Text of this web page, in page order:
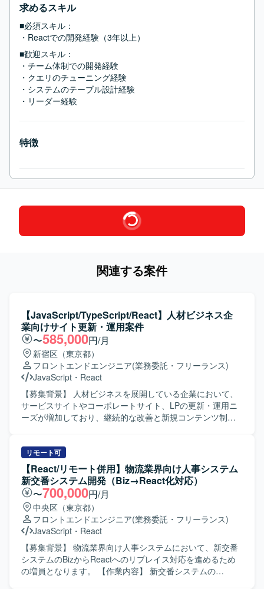
求めるスキル
■必須スキル：
・Reactでの開発経験（3年以上）
■歓迎スキル：
・チーム体制での開発経験
・クエリのチューニング経験
・システムのテーブル設計経験
・リーダー経験
特徴
関連する案件
【JavaScript/TypeScript/React】人材ビジネス企
業向けサイト更新・運用案件
〜585,000円/月
新宿区（東京都）
フロントエンドエンジニア(業務委託・フリーランス)
JavaScript ・ React
【募集背景】 人材ビジネスを展開している企業において、
サービスサイトやコーポレートサイト、LPの更新・運用ニ
ーズが増加しており、継続的な改善と新規コンテンツ制作
対象に、実装やコンテンツの作成・修正、広告用LPの制作
を行っていただきます。 要件整理を行いながら、スケジュ
ール調整や設定作業を行い、複数タスクを並行して対応し
ていただきます。 タスクはSlackを通じて受け取り、
Googleスプレッドシートで管理しつつ、必要に応じて関係
者へのヒアリングを実施し、サイト運用および改善を進め
ていただきます。 【求める人物像】 フロントエンドおよび
バックエンドの実装を一人称で推進でき、自ら課題を発見
して主体的に動いていただける方を求めております。 サイ
ト運用を行いながら、環境整備や業務フローの改善にも前
向きに取り組んでいただける方が望ましいです。 【ポジシ
リモート可
【React/リモート併用】物流業界向け人事システム
新交番システム開発（Biz→React化対応）
〜700,000円/月
中央区（東京都）
フロントエンドエンジニア(業務委託・フリーランス)
JavaScript ・ React
【募集背景】 物流業界向け人事システムにおいて、新交番
システムのBizからReactへのリプレイス対応を進めるため
の増員となります。 【作業内容】 新交番システムの